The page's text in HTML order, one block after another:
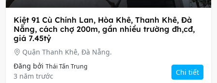
Kiệt 91 Cù Chính Lan, Hòa Khê, Thanh Khê, Đà
Nẵng, cách chợ 200m, gần nhiều trường đh,cđ,
giá 7.45tỷ
Quận Thanh Khê, Đà Nẵng.
Đăng bởi Thái Tấn Trung
3 năm trước Chi tiết